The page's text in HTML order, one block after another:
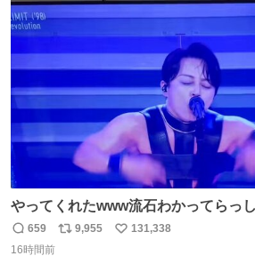
ト
数
やってくれたwww流石わかってらっ
#西川貴教
返
信
659
リ
9,955
い
131,338
16時間前